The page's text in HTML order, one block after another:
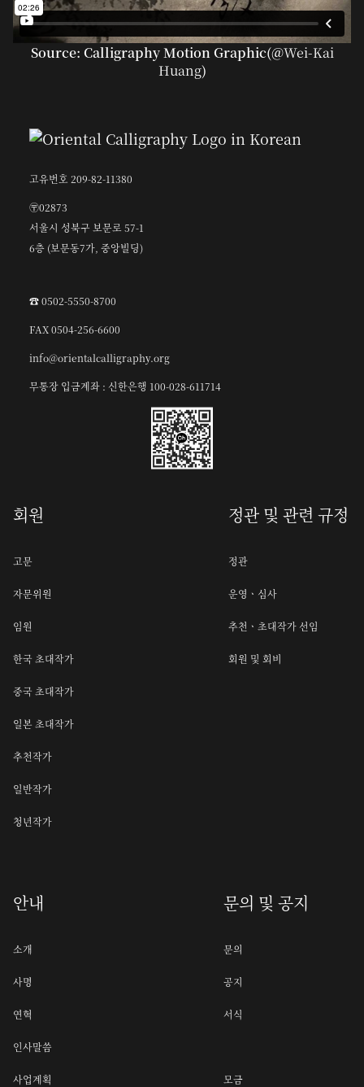
Source: Calligraphy Motion Graphic(@Wei-Kai
Huang)
고유번호 209-82-11380
〶02873
서울시 성북구 보문로 57-1
6층 (보문동7가, 중앙빌딩)
☎︎ 0502-5550-8700
FAX 0504-256-6600
info@orientalcalligraphy.org
무통장 입금계좌 : 신한은행 100-028-611714
회원
고문
자문위원
임원
한국 초대작가
중국 초대작가
일본 초대작가
추천작가
일반작가
청년작가
정관 및 관련 규정
정관
운영ㆍ심사
추천ㆍ초대작가 선임
회원 및 회비
안내
소개
사명
연혁
인사말씀
사업계획
문의 및 공지
문의
공지
서식
모금
